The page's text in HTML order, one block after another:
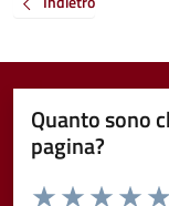
Quanto sono
pagina?
Valuta da 1 a 5 stelle